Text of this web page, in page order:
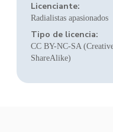
Licenciante:
Radialistas apasionados
Tipo de licencia:
CC BY-NC-SA
ShareAlike)